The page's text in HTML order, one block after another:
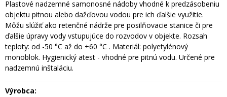
Plastové nadzemné samonosné nádoby vhodné k predzásobeniu
objektu pitnou alebo dažďovou vodou pre ich ďalšie využitie.
Môžu slúžiť ako retenčné nádrže pre posilňovacie stanice či pre
ďalšie úpravy vody vstupujúce do rozvodov v objekte. Rozsah
teploty: od -50 °C až do +60 °C . Materiál: polyetylénový
monoblok. Hygienický atest - vhodné pre pitnú vodu. Určené pre
nadzemnú inštaláciu.
Výrobca: